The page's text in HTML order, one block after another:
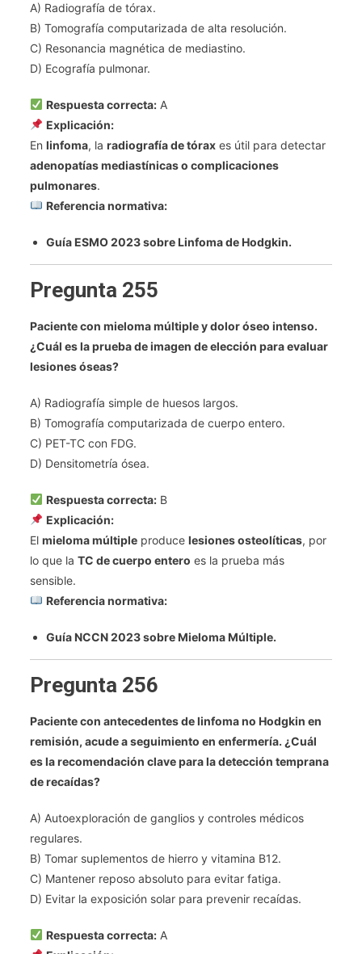
A) Radiografía de tórax.
B) Tomografía computarizada de alta resolución.
C) Resonancia magnética de mediastino.
D) Ecografía pulmonar.
Respuesta correcta: A
Explicación:
Enlinfoma, laradiografía de tórax es útil para detectar
adenopatías mediastínicas o complicaciones
pulmonares.
Referencia normativa:
Guía ESMO 2023 sobre Linfoma de Hodgkin.
Pregunta 255
Paciente con mieloma múltiple y dolor óseo intenso.
¿Cuál es la prueba de imagen de elección para evaluar
lesiones óseas?
A) Radiografía simple de huesos largos.
B) Tomografía computarizada de cuerpo entero.
C) PET-TC con FDG.
D) Densitometría ósea.
Respuesta correcta: B
Explicación:
Elmieloma múltiple producelesiones osteolíticas, por
lo que laTC de cuerpo entero es la prueba más
sensible.
Referencia normativa:
Guía NCCN 2023 sobre Mieloma Múltiple.
Pregunta 256
Paciente con antecedentes de linfoma no Hodgkin en
remisión, acude a seguimiento en enfermería. ¿Cuál
es la recomendación clave para la detección temprana
de recaídas?
A) Autoexploración de ganglios y controles médicos
regulares.
B) Tomar suplementos de hierro y vitamina B12.
C) Mantener reposo absoluto para evitar fatiga.
D) Evitar la exposición solar para prevenir recaídas.
Respuesta correcta: A